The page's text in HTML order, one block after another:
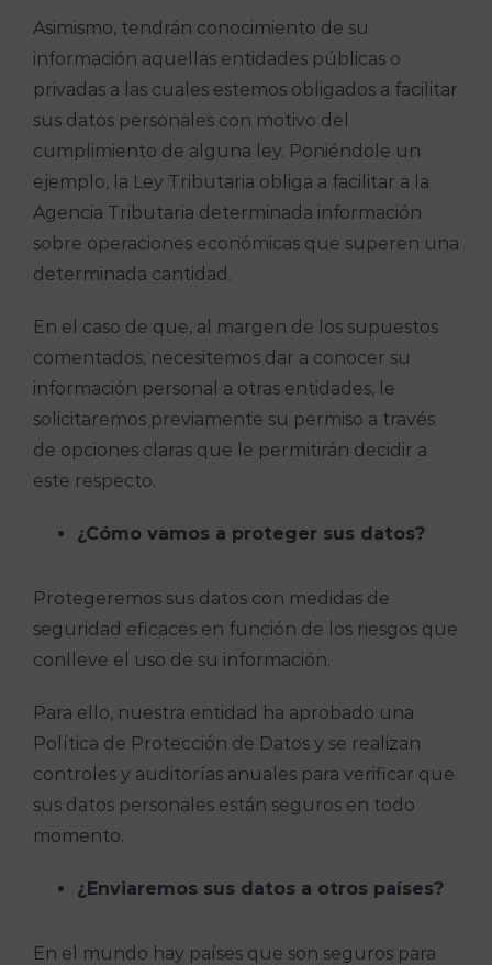
Asimismo, tendrán conocimiento de su
información aquellas entidades públicas o
privadas a las cuales estemos obligados a facilitar
sus datos personales con motivo del
cumplimiento de alguna ley. Poniéndole un
ejemplo, la Ley Tributaria obliga a facilitar a la
Agencia Tributaria determinada información
sobre operaciones económicas que superen una
determinada cantidad.
En el caso de que, al margen de los supuestos
comentados, necesitemos dar a conocer su
información personal a otras entidades, le
solicitaremos previamente su permiso a través
de opciones claras que le permitirán decidir a
este respecto.
¿Cómo vamos a proteger sus datos?
Protegeremos sus datos con medidas de
seguridad eficaces en función de los riesgos que
conlleve el uso de su información.
Para ello, nuestra entidad ha aprobado una
Política de Protección de Datos y se realizan
controles y auditorías anuales para verificar que
sus datos personales están seguros en todo
momento.
¿Enviaremos sus datos a otros países?
En el mundo hay países que son seguros para